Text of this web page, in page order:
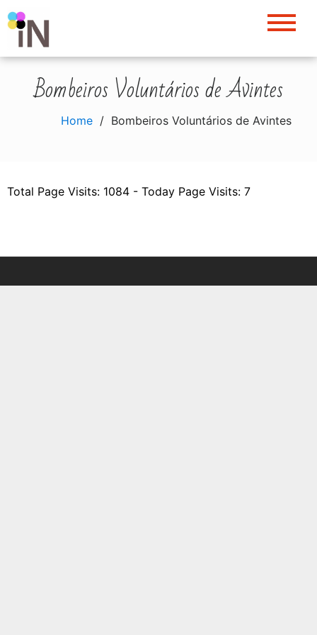
Skip
to
content
Bombeiros Voluntários de Avintes
Home Bombeiros Voluntários de Avintes
Total Page Visits: 1084 - Today Page Visits: 7